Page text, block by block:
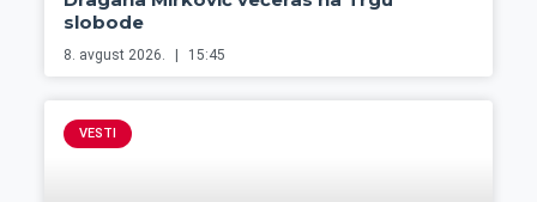
slobode
8. avgust 2026. 15:45
VESTI